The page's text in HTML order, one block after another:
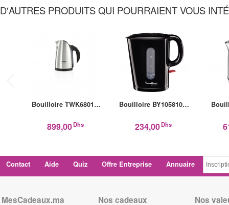
D'AUTRES PRODUITS QUI POURRAIENT VOUS
Bouilloire TWK6801…
899,00Dhs
Bouilloire BY105810…
234,00Dhs
Contact Aide Quiz Offre Entreprise Annuaire
MesCadeaux.ma Nos cadeaux Nos